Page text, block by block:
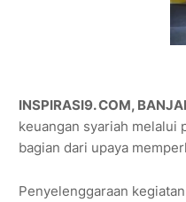
INSPIRASI9. COM,
keuangan syariah melalui
bagian dari upaya
Penyelenggaraan